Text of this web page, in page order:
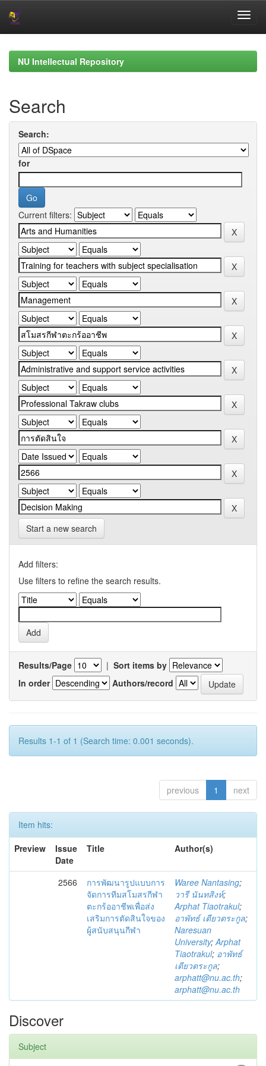
navigationNU Intellectual Repository
Search
Search:
for
Current filters:
Start a new search
Add filters:
Use filters to refine the search results.
Results/Page | Sort items by
In order
Authors/record
Results 1-1 of 1 (Search time: 0.001 seconds).
previous 1 next
Item hits:
Preview
Issue
Date
Title Author(s)
2566
การพัฒนารูปแบบการ
จัดการทีมสโมสรกีฬา
ตะกร้ออาชีพเพื่อส่ง
เสริมการตัดสินใจของ
ผู้สนับสนุนกีฬา
Waree Nantasing;
วารี นันทสิงห์;
Arphat Tiaotrakul;
อาพัทธ์ เตียวตระกูล;
Naresuan
University;Arphat
Tiaotrakul; อาพัทธ์
เตียวตระกูล;
arphatt@nu.ac.th;
arphatt@nu.ac.th
Discover
Subject